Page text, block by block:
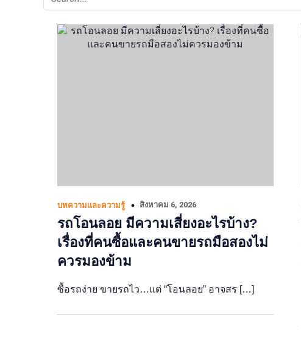
บทความและความรู้ สิงหาคม 6, 2026
รถโอนลอย มีความเสี่ยงอะไรบ้าง?
เรื่องที่คนซื้อและคนขายรถมือสองไม่
ควรมองข้าม
ซื้อรถง่าย ขายรถไว…แต่ “โอนลอย” อาจสร […]